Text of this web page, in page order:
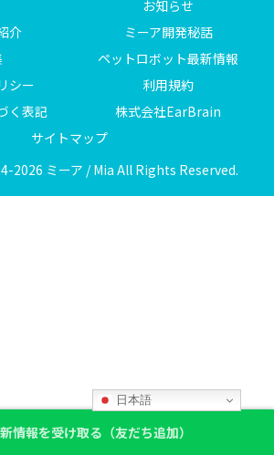
お知らせ
介
ミーア開発秘話
ペットロボット最新情報
シー
利用規約
く表記
株式会社EarBrain
サイトマップ
2026 ミーア / Mia All Rights Reserved.
情報を受け取る（友だち追加）
日本語